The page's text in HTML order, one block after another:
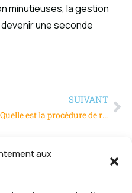
aux
minutieuses, la gestion
une seconde
SUIVANT
Quelle est la procédure de rotation des stocks ?